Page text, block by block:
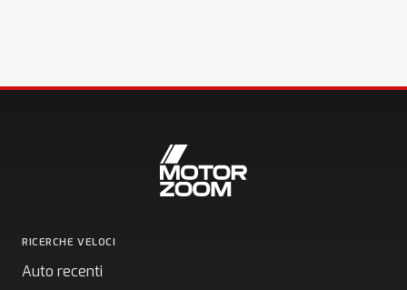
RICERCHE VELOCI
Auto recenti